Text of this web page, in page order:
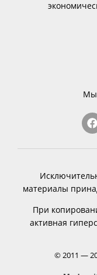
Мы
материалы
При
активная
© 2011 —